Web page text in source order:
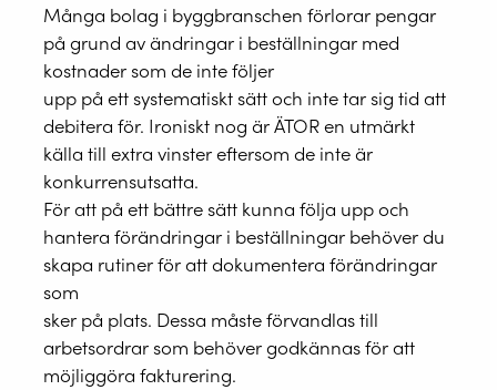
Många bolag i byggbranschen förlorar pengar
på grund av ändringar i beställningar med
kostnader som de inte följer
upp på ett systematiskt sätt och inte tar sig tid att
debitera för. Ironiskt nog är ÄTOR en utmärkt
källa till extra vinster eftersom de inte är
konkurrensutsatta.
För att på ett bättre sätt kunna följa upp och
hantera förändringar i beställningar behöver du
skapa rutiner för att dokumentera förändringar
som
sker på plats. Dessa måste förvandlas till
arbetsordrar som behöver godkännas för att
möjliggöra fakturering.